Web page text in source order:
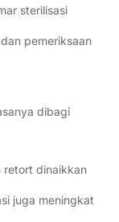
sterilisasi
pemeriksaan
dibagi
retort dinaikkan
juga meningkat